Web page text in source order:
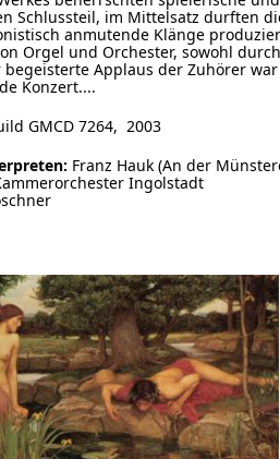
Schlussteil, im Mittelsatz durften
anmutende Klänge
Orgel und Orchester, sowohl
Applaus der Zuhörer
Konzert....
GMCD 7264, 2003
Franz Hauk (An der
Ingolstadt